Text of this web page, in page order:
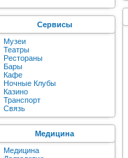
Сервисы
Музеи
Театры
Рестораны
Бары
Кафе
Ночные Клубы
Казино
Транспорт
Связь
Медицина
Медицина